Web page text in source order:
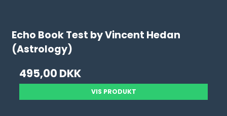
Echo Book Test by Vincent Hedan
(Astrology)
495,00 DKK
VIS PRODUKT